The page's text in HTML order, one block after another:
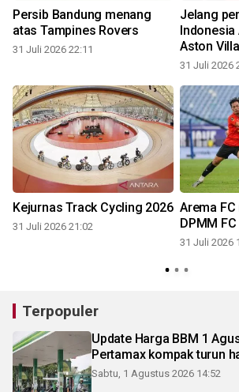
Persib Bandung menang
atas Tampines Rovers
31 Juli 2026 22:11
Jelang
Indonesia
Aston Villa
31 Juli 2026
Kejurnas Track Cycling 2026
31 Juli 2026 21:02
Arema
DPMM FC
31 Juli 2026
Terpopuler
Update Harga BBM 1
Pertamax kompak turun
Sabtu, 1 Agustus 2026 14:52